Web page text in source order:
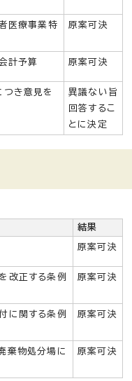
医療事業特
原案可決
計予算 原案可決
つき意見を
異議ない旨
回答するこ
とに決定
結果
原案可決
改正する条例
原案可決
に関する条例
原案可決
棄物処分場に
原案可決